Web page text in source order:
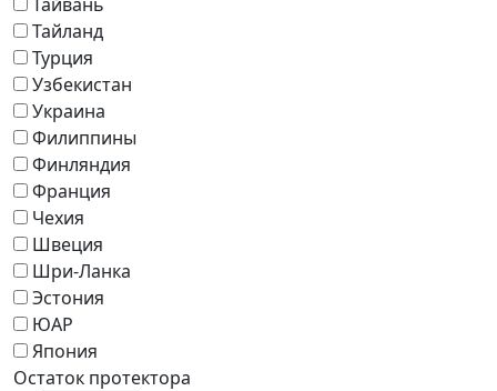
Тайланд
Турция
Узбекистан
Украина
Филиппины
Финляндия
Франция
Чехия
Швеция
Шри-Ланка
Эстония
ЮАР
Япония
Остаток протектора